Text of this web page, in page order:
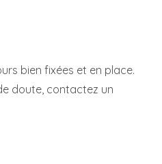
bien fixées et en place.
doute, contactez un